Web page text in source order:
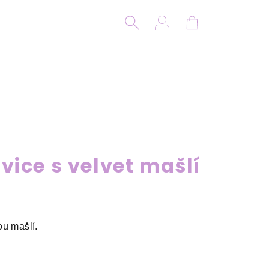
s velvet mašlí
mašlí.